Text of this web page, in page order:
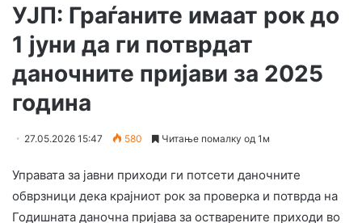
УЈП: Граѓаните имаат рок до
1 јуни да ги потврдат
даночните пријави за 2025
година
27.05.2026 15:47 580 Читање помалку од 1м
Управата за јавни приходи ги потсети даночните
обврзници дека крајниот рок за проверка и потврда на
Годишната даночна пријава за остварените приходи во